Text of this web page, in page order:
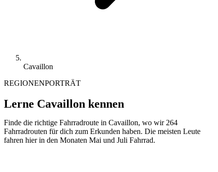
Cavaillon
REGIONENPORTRÄT
Lerne Cavaillon kennen
Finde die richtige Fahrradroute in Cavaillon, wo wir 264
Fahrradrouten für dich zum Erkunden haben. Die meisten Leute
fahren hier in den Monaten Mai und Juli Fahrrad.